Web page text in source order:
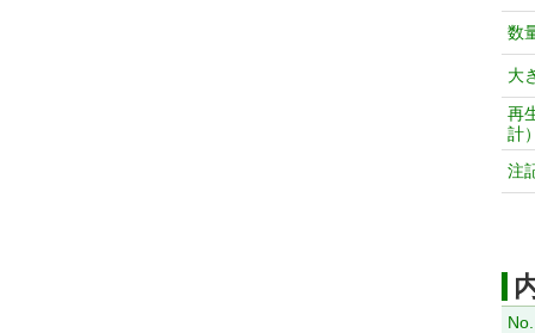
数
大
再
計
注
No.